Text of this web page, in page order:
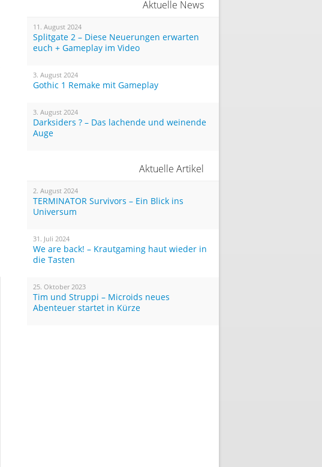
Aktuelle News
11. August 2024
Splitgate 2 – Diese Neuerungen erwarten
euch + Gameplay im Video
3. August 2024
Gothic 1 Remake mit Gameplay
3. August 2024
Darksiders ? – Das lachende und weinende
Auge
Aktuelle Artikel
2. August 2024
TERMINATOR Survivors – Ein Blick ins
Universum
31. Juli 2024
We are back! – Krautgaming haut wieder in
die Tasten
25. Oktober 2023
Tim und Struppi – Microids neues
Abenteuer startet in Kürze